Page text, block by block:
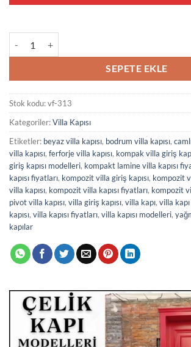
SEPETE EKLE
Stok kodu:vf-313
Kategoriler:Villa Kapısı
Etiketler: beyaz villa kapısı, bodrum villa kapısı,
villa kapısı, ferforje villa kapısı, kompak villa giriş
giriş kapısı modelleri, kompakt lamine villa kapısı
kapısı fiyatları, kompozit villa giriş kapısı, kompozit
villa kapısı, kompozit villa kapısı fiyatları, kompozit
pivot villa kapısı, villa giriş kapısı, villa kapı, villa
kapısı, villa kapısı fiyatları, villa kapısı modelleri,
kapılar